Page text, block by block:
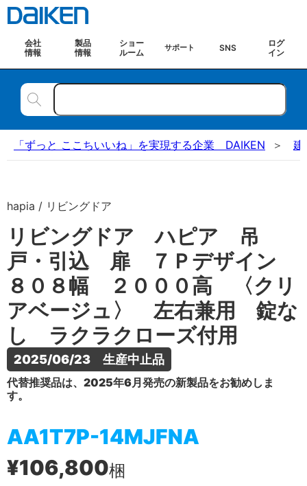
会社
情報
製品
情報
ショー
ルーム
サポート SNS
ログ
イン
「ずっと ここちいいね」を実現する企業 DAIKEN 建
hapia / リビングドア
リビングドア ハピア 吊
戸・引込 扉 ７Ｐデザイン
８０８幅 ２０００高 〈クリ
アベージュ〉 左右兼用 錠な
し ラクラクローズ付用
2025/06/23　生産中止品
代替推奨品は、2025年6月発売の新製品をお勧めしま
す。
AA1T7P-14MJFNA
¥106,800梱